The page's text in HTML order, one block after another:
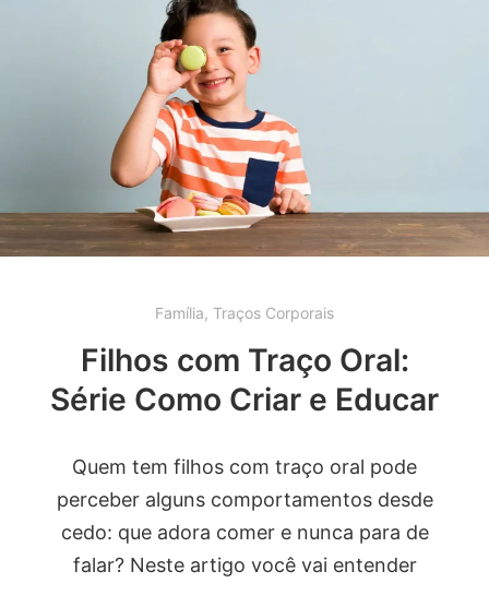
Família, Traços Corporais
Filhos com Traço Oral:
Série Como Criar e Educar
Quem tem filhos com traço oral pode
perceber alguns comportamentos desde
cedo: que adora comer e nunca para de
falar? Neste artigo você vai entender